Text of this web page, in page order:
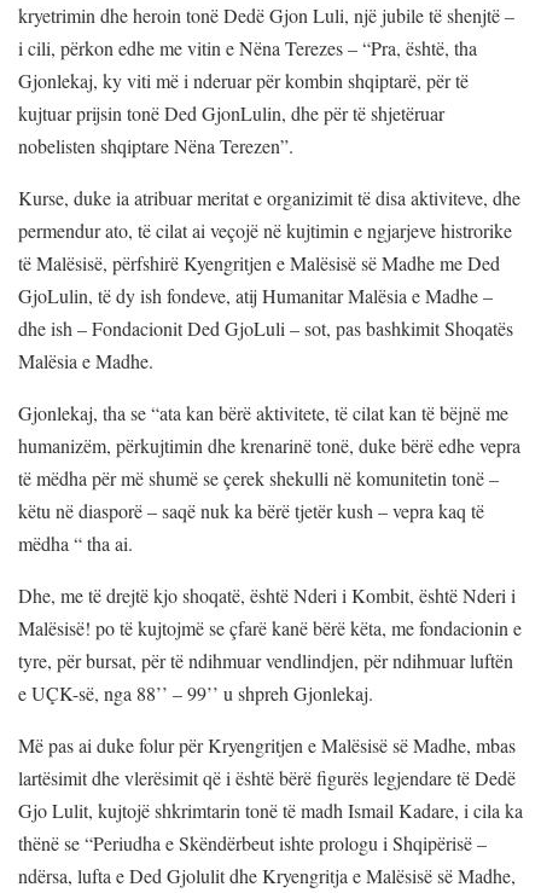
kryetrimin dhe heroin tonë Dedë Gjon Luli, një jubile të shenjtë –
i cili, përkon edhe me vitin e Nëna Terezes – “Pra, është, tha
Gjonlekaj, ky viti më i nderuar për kombin shqiptarë, për të
kujtuar prijsin tonë Ded GjonLulin, dhe për të shjetëruar
nobelisten shqiptare Nëna Terezen”.
Kurse, duke ia atribuar meritat e organizimit të disa aktiviteve, dhe
permendur ato, të cilat ai veçojë në kujtimin e ngjarjeve histrorike
të Malësisë, përfshirë Kyengritjen e Malësisë së Madhe me Ded
GjoLulin, të dy ish fondeve, atij Humanitar Malësia e Madhe –
dhe ish – Fondacionit Ded GjoLuli – sot, pas bashkimit Shoqatës
Malësia e Madhe.
Gjonlekaj, tha se “ata kan bërë aktivitete, të cilat kan të bëjnë me
humanizëm, përkujtimin dhe krenarinë tonë, duke bërë edhe vepra
të mëdha për më shumë se çerek shekulli në komunitetin tonë –
këtu në diasporë – saqë nuk ka bërë tjetër kush – vepra kaq të
mëdha “ tha ai.
Dhe, me të drejtë kjo shoqatë, është Nderi i Kombit, është Nderi i
Malësisë! po të kujtojmë se çfarë kanë bërë këta, me fondacionin e
tyre, për bursat, për të ndihmuar vendlindjen, për ndihmuar luftën
e UÇK-së, nga 88’’ – 99’’ u shpreh Gjonlekaj.
Më pas ai duke folur për Kryengritjen e Malësisë së Madhe, mbas
lartësimit dhe vlerësimit që i është bërë figurës legjendare të Dedë
Gjo Lulit, kujtojë shkrimtarin tonë të madh Ismail Kadare, i cila ka
thënë se “Periudha e Skëndërbeut ishte prologu i Shqipërisë –
ndërsa, lufta e Ded Gjolulit dhe Kryengritja e Malësisë së Madhe,